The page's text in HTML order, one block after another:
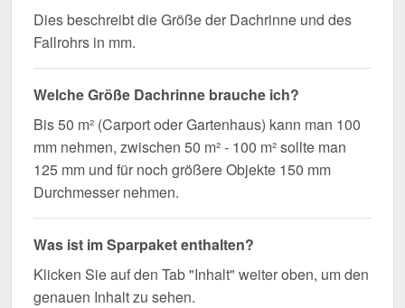
Dies beschreibt die Größe der Dachrinne und des
Fallrohrs in mm.
Welche Größe Dachrinne brauche ich?
Bis 50 m² (Carport oder Gartenhaus) kann man 100
mm nehmen, zwischen 50 m² - 100 m² sollte man
125 mm und für noch größere Objekte 150 mm
Durchmesser nehmen.
Was ist im Sparpaket enthalten?
Klicken Sie auf den Tab "Inhalt" weiter oben, um den
genauen Inhalt zu sehen.